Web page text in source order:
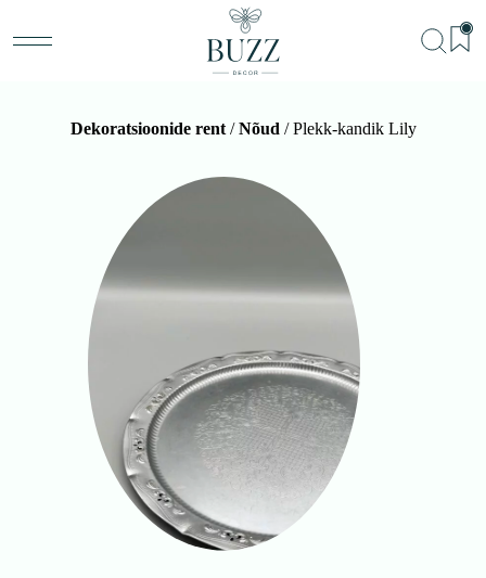
Dekoratsioonide rent/Nõud / Plekk-kandik Lily